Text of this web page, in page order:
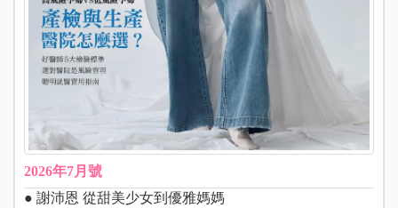
2026年7月號
● 謝沛恩 從甜美少女到優雅媽媽